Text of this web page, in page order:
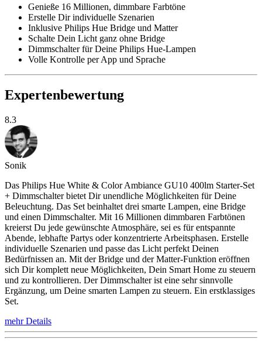
Genieße 16 Millionen, dimmbare Farbtöne
Erstelle Dir individuelle Szenarien
Inklusive Philips Hue Bridge und Matter
Schalte Dein Licht ganz ohne Bridge
Dimmschalter für Deine Philips Hue-Lampen
Volle Kontrolle per App und Sprache
Expertenbewertung
8.3
Sonik
Das Philips Hue White & Color Ambiance GU10 400lm Starter-Set
+ Dimmschalter bietet Dir unendliche Möglichkeiten für Deine
Beleuchtung. Das Set beinhaltet drei smarte Lampen, eine Bridge
und einen Dimmschalter. Mit 16 Millionen dimmbaren Farbtönen
kreierst Du jede gewünschte Atmosphäre, sei es für entspannte
Abende, lebhafte Partys oder konzentrierte Arbeitsphasen. Erstelle
individuelle Szenarien und passe das Licht perfekt Deinen
Bedürfnissen an. Mit der Bridge und der Matter-Funktion eröffnen
sich Dir komplett neue Möglichkeiten, Dein Smart Home zu steuern
und zu kontrollieren. Der Dimmschalter ist eine sehr sinnvolle
Ergänzung, um Deine smarten Lampen zu steuern. Ein erstklassiges
Set.
mehr Details